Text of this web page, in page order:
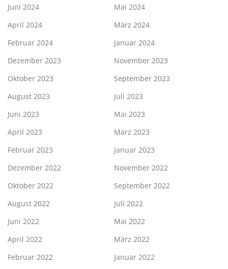
Juni 2024
Mai 2024
April 2024
März 2024
Februar 2024
Januar 2024
Dezember 2023
November 2023
Oktober 2023
September 2023
August 2023
Juli 2023
Juni 2023
Mai 2023
April 2023
März 2023
Februar 2023
Januar 2023
Dezember 2022
November 2022
Oktober 2022
September 2022
August 2022
Juli 2022
Juni 2022
Mai 2022
April 2022
März 2022
Februar 2022
Januar 2022